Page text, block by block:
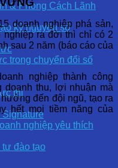
& Phong Cách Lãnh
kỷ nguyên số
trong chuyển đổi số
thi
nghiệp yêu thích
đào tạo
doanh nghiệp phá sản,
ra đời thì chỉ có 2
sau 2 năm (báo cáo của
nghiệp thành công
doanh thu, lợi nhuận mà
đến đội ngũ, tạo ra
hết mọi tiềm năng của